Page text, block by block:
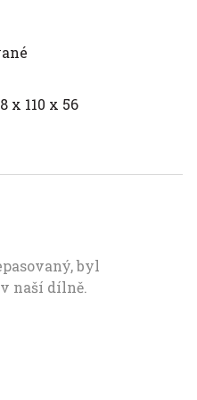
x 110 x 56
byl
naší dílně.